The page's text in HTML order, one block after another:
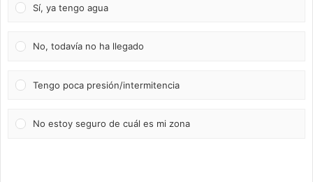
Sí, ya tengo agua
No, todavía no ha llegado
Tengo poca presión/intermitencia
No estoy seguro de cuál es mi zona